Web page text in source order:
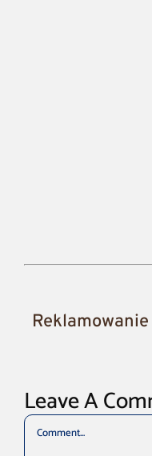
Leave A
Comment